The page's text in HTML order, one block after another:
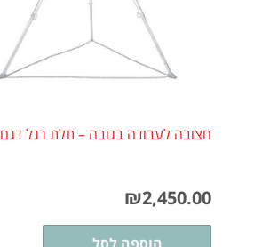
חצובה לעבודה בגובה – תלת רגל דגם TM 9
₪2,450.00
הוספה לסל